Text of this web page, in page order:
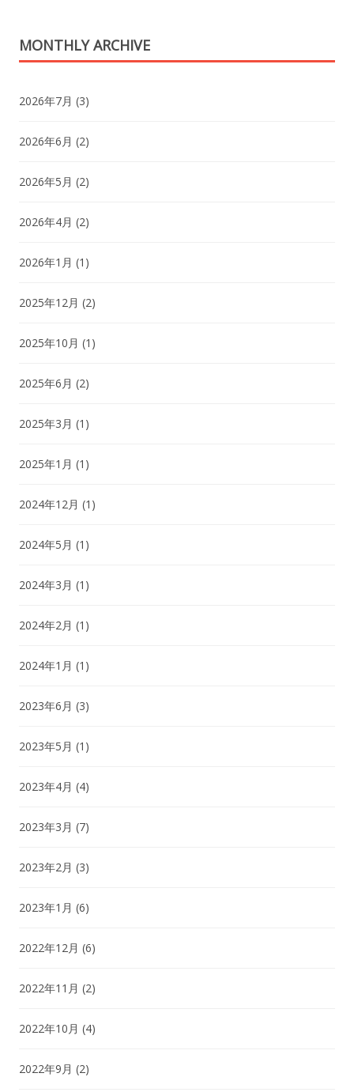
MONTHLY ARCHIVE
2026年7月 (3)
2026年6月 (2)
2026年5月 (2)
2026年4月 (2)
2026年1月 (1)
2025年12月 (2)
2025年10月 (1)
2025年6月 (2)
2025年3月 (1)
2025年1月 (1)
2024年12月 (1)
2024年5月 (1)
2024年3月 (1)
2024年2月 (1)
2024年1月 (1)
2023年6月 (3)
2023年5月 (1)
2023年4月 (4)
2023年3月 (7)
2023年2月 (3)
2023年1月 (6)
2022年12月 (6)
2022年11月 (2)
2022年10月 (4)
2022年9月 (2)